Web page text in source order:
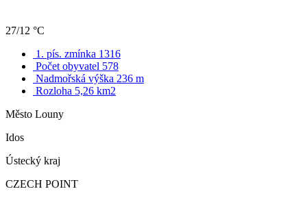
27/12 °C
1. pís. zmínka 1316
Počet obyvatel 578
Nadmořská výška 236 m
Rozloha 5,26 km2
Město Louny
Idos
Ústecký kraj
CZECH POINT